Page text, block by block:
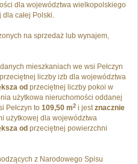
dla województwa wielkopolskiego
dla całej Polski.
na sprzedaż lub wynajem,
mieszkaniach we wsi Pełczyn
przeciętnej liczby izb dla województwa
od przeciętnej liczby pokoi w
użytkowa nieruchomości oddanej
Pełczyn to 109,50 m2 i jestznacznie
użytkowej dla województwa
od przeciętnej powierzchni
z Narodowego Spisu